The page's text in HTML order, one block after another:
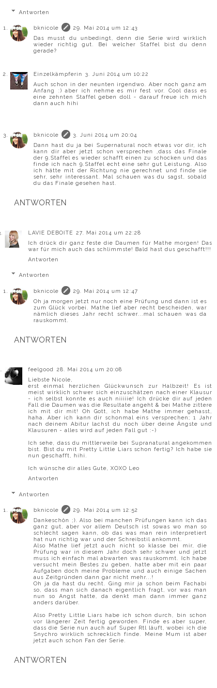
Antworten
bknicole
29. Mai 2014 um 12:43
Das musst du unbedingt, denn die Serie wird wirklich
wieder richtig gut. Bei welcher Staffel bist du denn
gerade?
Einzelkämpferin
3. Juni 2014 um 10:22
Auch schon in der neunten irgendwo. Aber noch ganz am
Anfang :) aber ich nehme es mir fest vor. Cool dass es
eine zehnten Staffel geben doll - darauf freue ich mich
dann auch hihi
bknicole
3. Juni 2014 um 20:04
Dann hast du ja bei Supernatural noch etwas vor dir, ich
kann dir aber jetzt schon versprechen ,dass das Finale
der 9.Staffel es wieder schafft einen zu schocken und das
finde ich nach 9.Staffel echt eine sehr gut Leistung. Also
ich hätte mit der Richtung nie gerechnet und finde sie
sehr, sehr interessant. Mal schauen was du sagst, sobald
du das Finale gesehen hast.
ANTWORTEN
LAVIE DEBOITE 27. Mai 2014 um 22:28
Ich drück dir ganz feste die Daumen für Mathe morgen! Das
war für mich auch das schlimmste! Bald hast dus geschafft!!!
Antworten
Antworten
bknicole
29. Mai 2014 um 12:47
Oh ja morgen jetzt nur noch eine Prüfung und dann ist es
zum Glück vorbei. Mathe lief aber recht bescheiden, war
nämlich dieses Jahr recht schwer...mal schauen was da
rauskommt.
ANTWORTEN
feelgood
28. Mai 2014 um 20:08
Liebste Nicole,
erst einmal herzlichen Glückwunsch zur Halbzeit! Es ist
meist wirklich schwer sich einzuschätzen nach einer Klausur
- ich selbst konnte es auch niiiiie! Ich drücke dir auf jeden
Fall die Daumen was die Resultate angeht & bei Mathe zittere
ich mit dir mit! Oh Gott, ich habe Mathe immer gehasst,
haha. Aber ich kann dir schonmal eins versprechen; 1 Jahr
nach deinem Abitur lachst du noch über deine Ängste und
Klausuren - alles wird auf jeden Fall gut :-)
Ich sehe, dass du mittlerweile bei Supranatural angekommen
bist. Bist du mit Pretty Little Liars schon fertig? Ich habe sie
nun geschafft, hihi.
Ich wünsche dir alles Gute, XOXO Leo
Antworten
Antworten
bknicole
29. Mai 2014 um 12:52
Dankeschön ;). Also bei manchen Prüfungen kann ich das
ganz gut, aber vor allem Deutsch ist sowas wo man so
schlecht sagen kann, ob das was man rein interpretiert
hat nun richtig war und der Schreibstil ankommt.
Also Mathe lief jetzt auch nicht so klasse bei mir, die
Prüfung war in diesem Jahr doch sehr schwer und jetzt
muss ich einfach mal abwarten was rauskommt. Ich habe
versucht mein Bestes zu geben, hatte aber mit ein paar
Aufgaben doch meine Probleme und auch einige Sachen
aus Zeitgründen dann gar nicht mehr...!
Oh ja da hast du recht. Ging mir ja schon beim Fachabi
so, dass man sich danach eigentlich fragt, vor was man
nun so Angst hatte, da denkt man dann immer ganz
anders darüber.
Also Pretty Little Liars habe ich schon durch, bin schon
vor längerer Zeit fertig geworden. Finde es aber super,
dass die Serie nun auch auf Super Rtl läuft, wobei ich die
Snychro wirklich schrecklich finde. Meine Mum ist aber
jetzt auch schon Fan der Serie.
ANTWORTEN